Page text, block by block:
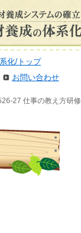
化/トップ
お問い合わせ
27 仕事の教え方研修